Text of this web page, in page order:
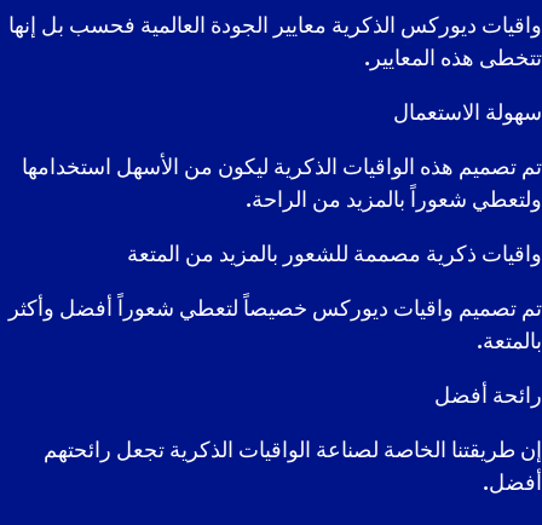
واقيات ديوركس الذكرية معايير الجودة العالمية فحسب بل إنها
تتخطى هذه المعايير.
سهولة الاستعمال
تم تصميم هذه الواقيات الذكرية ليكون من الأسهل استخدامها
ولتعطي شعوراً بالمزيد من الراحة.
واقيات ذكرية مصممة للشعور بالمزيد من المتعة
تم تصميم واقيات ديوركس خصيصاً لتعطي شعوراً أفضل وأكثر
بالمتعة.
رائحة أفضل
إن طريقتنا الخاصة لصناعة الواقيات الذكرية تجعل رائحتهم
أفضل.